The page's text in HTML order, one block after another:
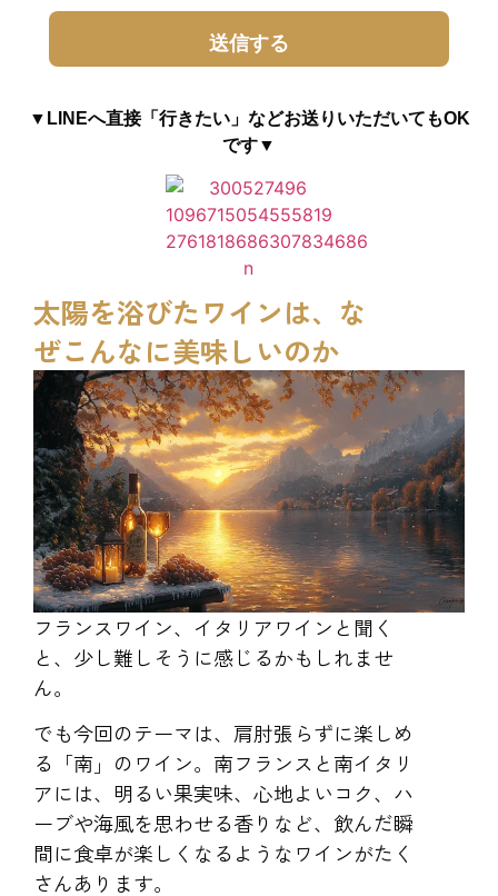
▼LINEへ直接「行きたい」などお送りいただいてもOK
です▼
太陽を浴びたワインは、な
ぜこんなに美味しいのか
フランスワイン、イタリアワインと聞く
と、少し難しそうに感じるかもしれませ
ん。
でも今回のテーマは、肩肘張らずに楽しめ
る「南」のワイン。南フランスと南イタリ
アには、明るい果実味、心地よいコク、ハ
ーブや海風を思わせる香りなど、飲んだ瞬
間に食卓が楽しくなるようなワインがたく
さんあります。